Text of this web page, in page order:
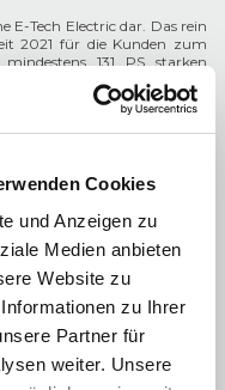
Cookies
und Anzeigen zu
Medien anbieten
Website zu
zu Ihrer
Partner für
weiter. Unsere
E-Tech Electric dar. Das rein
2021 für die Kunden zum
131 PS starken
maximale Reichweite von
es den gleichen Motor mit
Reichweite auf bis zu 470